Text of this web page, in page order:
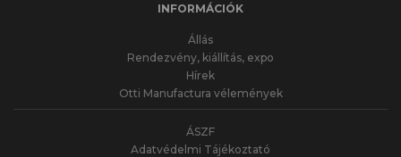
INFORMÁCIÓK
Állás
Rendezvény, kiállítás, expo
Hírek
Otti Manufactura vélemények
ÁSZF
Adatvédelmi Tájékoztató